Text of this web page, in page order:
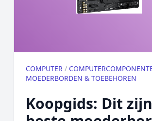
COMPUTER /
MOEDERBORDEN & TOEBEHOREN
Koopgids: Dit